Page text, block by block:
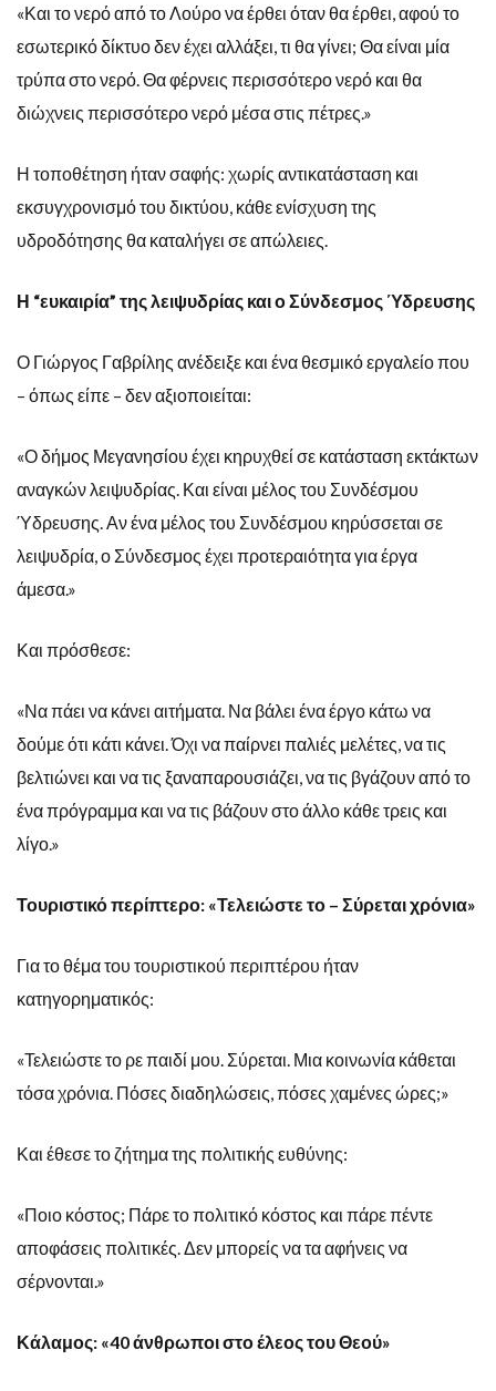
«Και το νερό από το Λούρο να έρθει όταν θα έρθει, αφού το
εσωτερικό δίκτυο δεν έχει αλλάξει, τι θα γίνει; Θα είναι μία
τρύπα στο νερό. Θα φέρνεις περισσότερο νερό και θα
διώχνεις περισσότερο νερό μέσα στις πέτρες.»
Η τοποθέτηση ήταν σαφής: χωρίς αντικατάσταση και
εκσυγχρονισμό του δικτύου, κάθε ενίσχυση της
υδροδότησης θα καταλήγει σε απώλειες.
Η “ευκαιρία” της λειψυδρίας και ο Σύνδεσμος Ύδρευσης
Ο Γιώργος Γαβρίλης ανέδειξε και ένα θεσμικό εργαλείο που
– όπως είπε – δεν αξιοποιείται:
«Ο δήμος Μεγανησίου έχει κηρυχθεί σε κατάσταση εκτάκτων
αναγκών λειψυδρίας. Και είναι μέλος του Συνδέσμου
Ύδρευσης. Αν ένα μέλος του Συνδέσμου κηρύσσεται σε
λειψυδρία, ο Σύνδεσμος έχει προτεραιότητα για έργα
άμεσα.»
Και πρόσθεσε:
«Να πάει να κάνει αιτήματα. Να βάλει ένα έργο κάτω να
δούμε ότι κάτι κάνει. Όχι να παίρνει παλιές μελέτες, να τις
βελτιώνει και να τις ξαναπαρουσιάζει, να τις βγάζουν από το
ένα πρόγραμμα και να τις βάζουν στο άλλο κάθε τρεις και
λίγο.»
Τουριστικό περίπτερο: «Τελειώστε το – Σύρεται χρόνια»
Για το θέμα του τουριστικού περιπτέρου ήταν
κατηγορηματικός:
«Τελειώστε το ρε παιδί μου. Σύρεται. Μια κοινωνία κάθεται
τόσα χρόνια. Πόσες διαδηλώσεις, πόσες χαμένες ώρες;»
Και έθεσε το ζήτημα της πολιτικής ευθύνης:
«Ποιο κόστος; Πάρε το πολιτικό κόστος και πάρε πέντε
αποφάσεις πολιτικές. Δεν μπορείς να τα αφήνεις να
σέρνονται.»
Κάλαμος: «40 άνθρωποι στο έλεος του Θεού»